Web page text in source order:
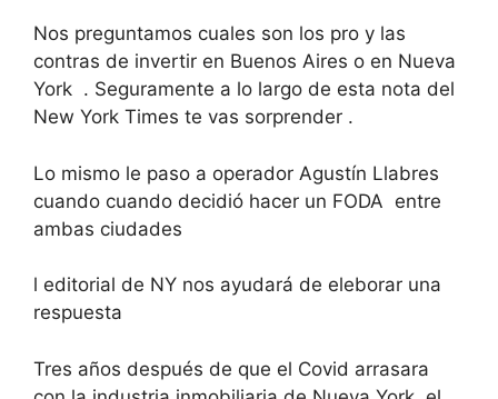
Nos preguntamos cuales son los pro y las
contras de invertir en Buenos Aires o en Nueva
York . Seguramente a lo largo de esta nota del
New York Times te vas sorprender .
Lo mismo le paso a operador Agustín Llabres
cuando cuando decidió hacer un FODA entre
ambas ciudades
l editorial de NY nos ayudará de eleborar una
respuesta
Tres años después de que el Covid arrasara